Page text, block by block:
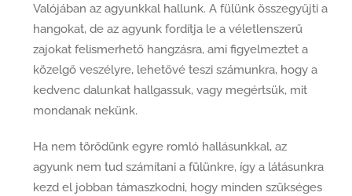
Valójában az agyunkkal hallunk. A fülünk összegyűjti a
hangokat, de az agyunk fordítja le a véletlenszerű
zajokat felismerhető hangzásra, ami figyelmeztet a
közelgő veszélyre, lehetővé teszi számunkra, hogy a
kedvenc dalunkat hallgassuk, vagy megértsük, mit
mondanak nekünk.
Ha nem törődünk egyre romló hallásunkkal, az
agyunk nem tud számítani a fülünkre, így a látásunkra
kezd el jobban támaszkodni, hogy minden szükséges